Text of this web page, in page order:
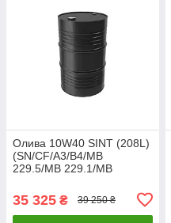
Олива 10W40 SINT (208L)
(SN/CF/A3/B4/MB
229.5/MB 229.1/MB
505.00/RN0700/RN0710)
504031 UA61
35 325 ₴ 39 250 ₴